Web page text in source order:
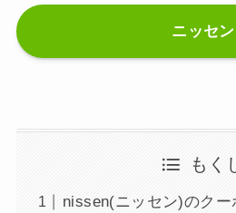
ニッセン
もく
nissen(ニッセン)のクー